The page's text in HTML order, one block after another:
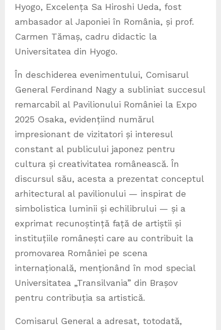
Hyogo, Excelența Sa Hiroshi Ueda, fost
ambasador al Japoniei în România, și prof.
Carmen Tămaș, cadru didactic la
Universitatea din Hyogo.
În deschiderea evenimentului, Comisarul
General Ferdinand Nagy a subliniat succesul
remarcabil al Pavilionului României la Expo
2025 Osaka, evidențiind numărul
impresionant de vizitatori și interesul
constant al publicului japonez pentru
cultura și creativitatea românească. În
discursul său, acesta a prezentat conceptul
arhitectural al pavilionului — inspirat de
simbolistica luminii și echilibrului — și a
exprimat recunoștință față de artiștii și
instituțiile românești care au contribuit la
promovarea României pe scena
internațională, menționând în mod special
Universitatea „Transilvania” din Brașov
pentru contribuția sa artistică.
Comisarul General a adresat, totodată,